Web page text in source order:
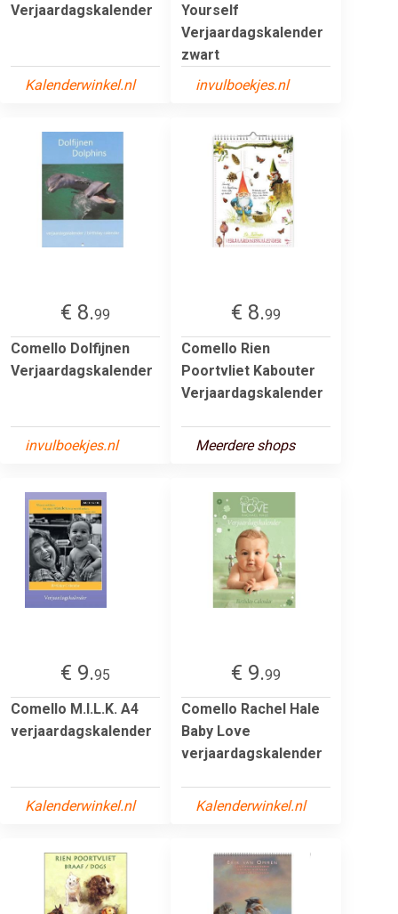
Verjaardagskalender
Kalenderwinkel.nl
Yourself
Verjaardagskalender
zwart
invulboekjes.nl
€ 8.99
Comello Dolfijnen
Verjaardagskalender
invulboekjes.nl
€ 8.99
Comello Rien
Poortvliet Kabouter
Verjaardagskalender
Meerdere shops
€ 9.95
Comello M.I.L.K. A4
verjaardagskalender
Kalenderwinkel.nl
€ 9.99
Comello Rachel Hale
Baby Love
verjaardagskalender
Kalenderwinkel.nl